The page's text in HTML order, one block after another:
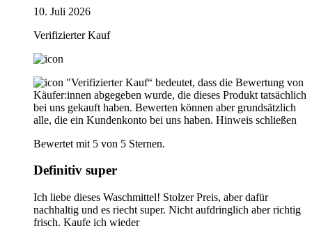
10. Juli 2026
Verifizierter Kauf
"Verifizierter Kauf“ bedeutet, dass die Bewertung von
Käufer:innen abgegeben wurde, die dieses Produkt tatsächlich
bei uns gekauft haben. Bewerten können aber grundsätzlich
alle, die ein Kundenkonto bei uns haben. Hinweis schließen
Bewertet mit 5 von 5 Sternen.
Definitiv super
Ich liebe dieses Waschmittel! Stolzer Preis, aber dafür
nachhaltig und es riecht super. Nicht aufdringlich aber richtig
frisch. Kaufe ich wieder